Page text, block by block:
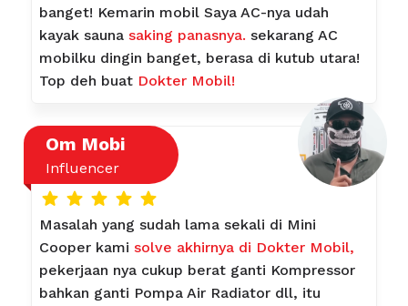
banget! Kemarin mobil Saya AC-nya udah
kayak sauna saking panasnya. sekarang AC
mobilku dingin banget, berasa di kutub utara!
Top deh buat Dokter Mobil!
Om Mobi
Influencer
Masalah yang sudah lama sekali di Mini
Cooper kami solve akhirnya di Dokter Mobil,
pekerjaan nya cukup berat ganti Kompressor
bahkan ganti Pompa Air Radiator dll, itu